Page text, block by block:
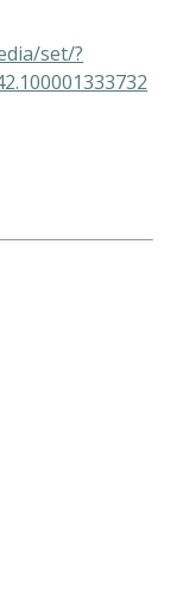
set/?